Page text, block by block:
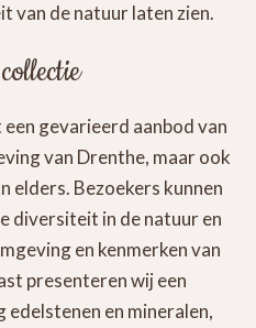
van de natuur laten zien.
gevarieerd aanbod van
van Drenthe, maar ook
elders. Bezoekers kunnen
diversiteit in de natuur en
en kenmerken van
presenteren wij een
en mineralen,